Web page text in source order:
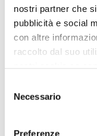
nostri partner che
pubblicità e social
con altre
raccolto dal suo
delNecessario
Preferenze